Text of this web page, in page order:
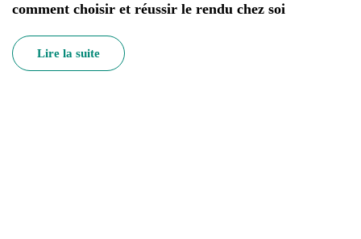
comment choisir et réussir le rendu chez soi
Lire la suite